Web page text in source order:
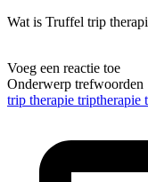
Wat is Truffel trip
Voeg een reactie toe
Onderwerp trefwoorden
trip therapie triptherapie